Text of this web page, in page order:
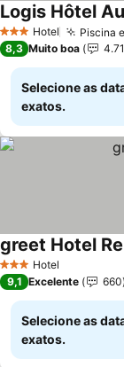
3 EstrelasHotel Piscina
Logis Hôtel
8,3 Muito boa
Selecione as
exatos.
3 EstrelasHotel
greet Hotel
9,1 Excelente 660
Selecione as
exatos.